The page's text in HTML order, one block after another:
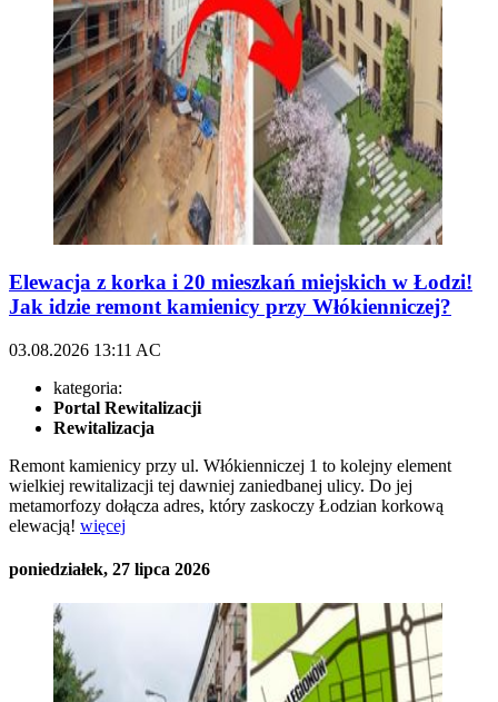
Elewacja z korka i 20 mieszkań miejskich w Łodzi!
Jak idzie remont kamienicy przy Włókienniczej?
03.08.2026 13:11 AC
kategoria:
Portal Rewitalizacji
Rewitalizacja
Remont kamienicy przy ul. Włókienniczej 1 to kolejny element
wielkiej rewitalizacji tej dawniej zaniedbanej ulicy. Do jej
metamorfozy dołącza adres, który zaskoczy Łodzian korkową
elewacją! więcej
poniedziałek, 27 lipca 2026